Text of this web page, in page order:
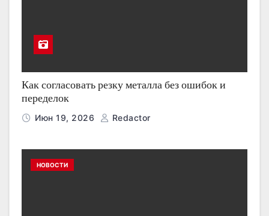
Как согласовать резку металла без ошибок и
переделок
Июн 19, 2026 Redactor
НОВОСТИ